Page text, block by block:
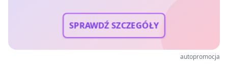
SPRAWDŹ SZCZEGÓŁY
autopromocja